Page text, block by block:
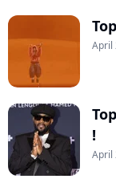
April
!
April